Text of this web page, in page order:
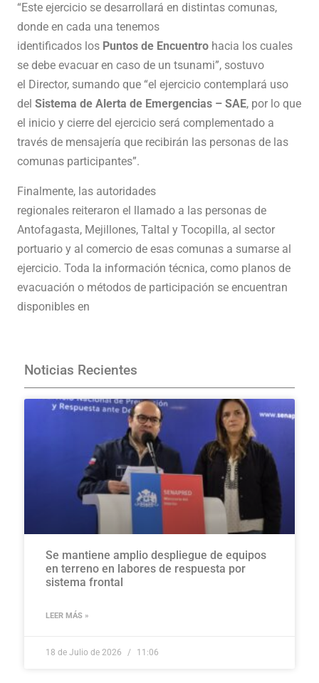
“Este ejercicio se desarrollará en distintas comunas,
donde en cada una tenemos
identificados los Puntos de Encuentro hacia los cuales
se debe evacuar en caso de un tsunami”, sostuvo
el Director, sumando que “el ejercicio contemplará uso
del Sistema de Alerta de Emergencias – SAE, por lo que
el inicio y cierre del ejercicio será complementado a
través de mensajería que recibirán las personas de las
comunas participantes”.
Finalmente, las autoridades
regionales reiteraron el llamado a las personas de
Antofagasta, Mejillones, Taltal y Tocopilla, al sector
portuario y al comercio de esas comunas a sumarse al
ejercicio. Toda la información técnica, como planos de
evacuación o métodos de participación se encuentran
disponibles en
Noticias Recientes
Se mantiene amplio despliegue de equipos
en terreno en labores de respuesta por
sistema frontal
LEER MÁS »
18 de Julio de 2026 11:06